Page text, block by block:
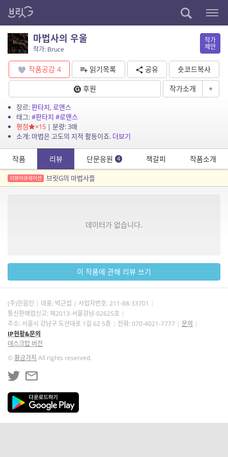
마법사의 우울
작가: Bruce
작가
제안
작품공감 4 읽기목록 공유
숏코드복사
후원
작가소개 +
장르:판타지,로맨스
태그:#판타지 #로맨스
평점
×15| 분량: 3매
소개: 마법은 고도의 지적 활동이죠. 더보기
작품 리뷰 단문응원 4 책갈피 작품소개
리뷰어큐레이션 브릿G의 마법사들
데이터가 없습니다.
이 작품에 관해 리뷰 쓰기
(주)민음인 대표: 박근섭 사업자번호: 211-88-33701
통신판매업신고: 제2013-서울강남-02625호
주소: 서울시 강남구 도산대로 1길 62 5층
전화: 070-4021-7777
문의
IP현황&문의
데스크탑 버전
©황금가지 All rights reserved.